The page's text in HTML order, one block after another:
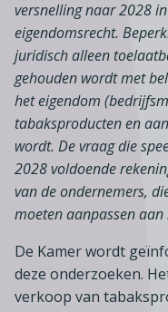
versnelling naar 2028
eigendomsrecht.
juridisch alleen
gehouden wordt met
het eigendom
tabaksproducten en
wordt. De vraag die
2028 voldoende
van de ondernemers,
moeten aanpassen aan
De Kamer wordt
deze onderzoeken.
verkoop van